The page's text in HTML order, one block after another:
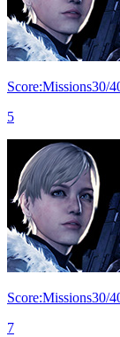
Score:Missions30/
5
Score:Missions30/
7